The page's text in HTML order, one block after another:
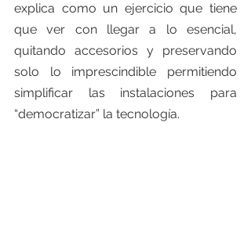
explica como un ejercicio que tiene
que ver con llegar a lo esencial,
quitando accesorios y preservando
solo lo imprescindible permitiendo
simplificar las instalaciones para
“democratizar” la tecnología.